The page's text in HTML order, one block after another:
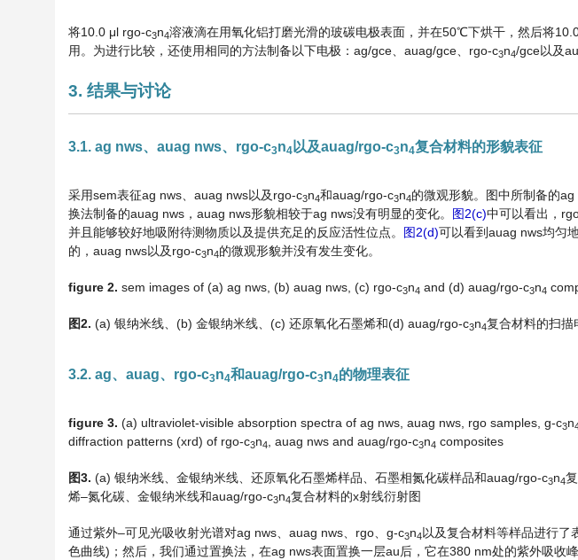
将10.0 μl rgo-c3n4溶液滴在用氧化铝打磨光滑的玻碳电极表面，并在50℃下烘干，然后将
用。为进行比较，还使用相同的方法制备以下电极：ag/gce、auag/gce、rgo-c3n4/gce以及
3. 结果与讨论
3.1. ag nws、auag nws、rgo-c3n4 以及auag/rgo-c3n4复合材料的形貌表征
采用sem表征ag nws、auag nws以及rgo-c3n4和auag/rgo-c3n4的微观形貌。图中所制备的
换法制备的auag nws，auag nws形貌相较于ag nws没有明显的变化。 图2(c)中可以看出，
并且能够较好地吸附待测物质以及提供充足的反应活性位点。 图2(d)可以看到auag nws均匀
的，auag nws以及rgo-c3n4的微观形貌并没有发生变化。
figure 2. sem images of (a) ag nws, (b) auag nws, (c) rgo-c3n4 and (d) auag/rgo-c3n4
图2. (a) 银纳米线、(b) 金银纳米线、(c) 还原氧化石墨烯和(d) auag/rgo-c3n4复合材料的扫描
3.2. ag、auag、rgo-c3n4和auag/rgo-c3n4的物理表征
figure 3. (a) ultraviolet-visible absorption spectra of ag nws, auag nws, rgo samples, g-c3n
diffraction patterns (xrd) of rgo-c3n4 , auag nws and auag/rgo-c3n4 composites
图3. (a) 银纳米线、金银纳米线、还原氧化石墨烯样品、石墨相氮化碳样品和auag/rgo-c3n4
烯–氮化碳、金银纳米线和auag/rgo-c3n4复合材料的x射线衍射图
通过紫外–可见光吸收射光谱对ag nws、auag nws、rgo、g-c3n4以及复合材料等样品进行了
色曲线)；然后，我们通过置换法，在ag nws表面置换一层au后，它在380 nm处的紫外吸收